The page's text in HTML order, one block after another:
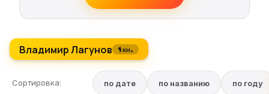
Владимир Лагунов 1 кн.
Сортировка: по дате по названию по году